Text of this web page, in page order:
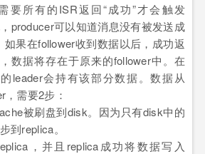
要所有的ISR返回“成功”才会触发
producer可以知道消息没有被发送成
果在follower收到数据以后，成功返
数据将存在于原来的follower中。在
leader会持有该部分数据。数据从
需要2步：
被刷盘到disk。因为只有disk中的
到replica。
，并且replica成功将数据写入